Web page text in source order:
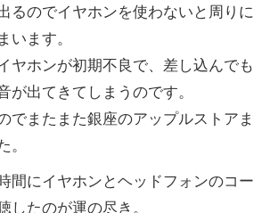
るのでイヤホンを使わないと周りに
います。
ヤホンが初期不良で、差し込んでも
が出てきてしまうのです。
でまたまた銀座のアップルストアま
。
間にイヤホンとヘッドフォンのコー
したのが運の尽き。